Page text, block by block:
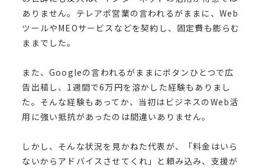
ありません。テレアポ営業の言われるがままに、Web
ツールやMEOサービスなどを契約し、固定費も膨らむ
ままでした。
また、Googleの言われるがままにボタンひとつで広
告出稿し、1週間で6万円を溶かした経験もありまし
た。そんな経験もあってか、当初はビジネスのWeb活
用に強い抵抗があったのは間違いありません。
しかし、そんな状況を見かねた代表が、「料金はいら
ないからアドバイスさせてくれ」と頼み込み、支援が